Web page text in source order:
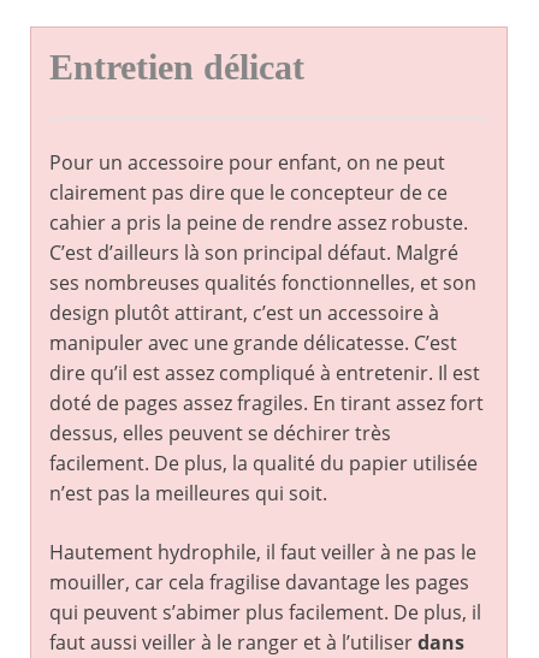
Entretien délicat
Pour un accessoire pour enfant, on ne peut
clairement pas dire que le concepteur de ce
cahier a pris la peine de rendre assez robuste.
C’est d’ailleurs là son principal défaut. Malgré
ses nombreuses qualités fonctionnelles, et son
design plutôt attirant, c’est un accessoire à
manipuler avec une grande délicatesse. C’est
dire qu’il est assez compliqué à entretenir. Il est
doté de pages assez fragiles. En tirant assez fort
dessus, elles peuvent se déchirer très
facilement. De plus, la qualité du papier utilisée
n’est pas la meilleures qui soit.
Hautement hydrophile, il faut veiller à ne pas le
mouiller, car cela fragilise davantage les pages
qui peuvent s’abimer plus facilement. De plus, il
faut aussi veiller à le ranger et à l’utiliserdans